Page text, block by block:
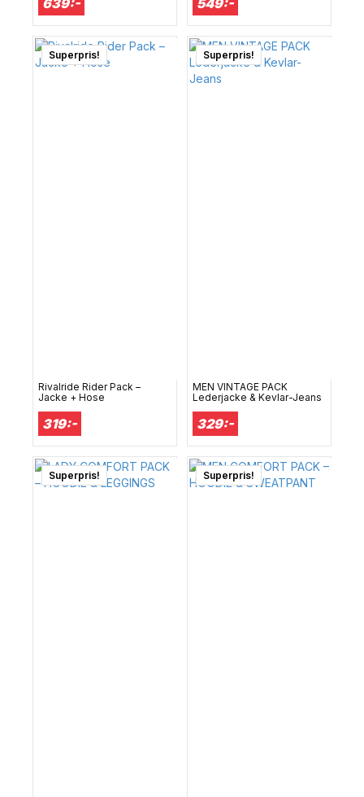
Superpris!
Rivalride Rider Pack –
Jacke + Hose
319:-
Superpris!
MEN VINTAGE PACK
Lederjacke & Kevlar-Jeans
329:-
Superpris! Superpris!